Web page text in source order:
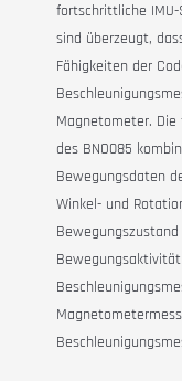
fortschrittliche
sind überzeugt,
Fähigkeiten der
Magnetometer.
des BNO085
Bewegungsdaten
Winkel- und
Bewegungsaktivität